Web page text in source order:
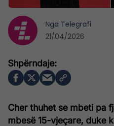
Cher thuhet se mbeti pa
mbesë 15-vjeçare, duke
Nga Telegrafi
21/04/2026